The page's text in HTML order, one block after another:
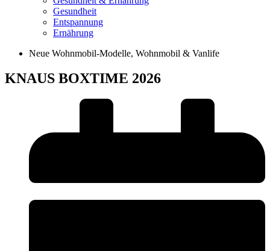
Gesundheit
Entspannung
Ernährung
Neue Wohnmobil-Modelle, Wohnmobil & Vanlife
KNAUS BOXTIME 2026